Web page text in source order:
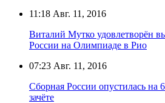
11:18 Авг. 11, 2016
Виталий Мутко удовлетворён
России на Олимпиаде в Рио
07:23 Авг. 11, 2016
Сборная России опустилась на
зачёте